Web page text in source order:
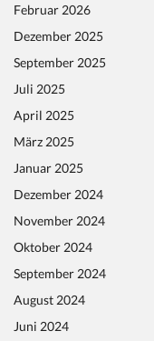
Februar 2026
Dezember 2025
September 2025
Juli 2025
April 2025
März 2025
Januar 2025
Dezember 2024
November 2024
Oktober 2024
September 2024
August 2024
Juni 2024